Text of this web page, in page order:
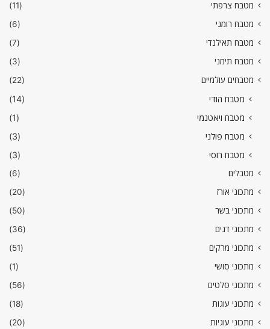
מטבח צרפתי
(11)
מטבח רומני
(6)
מטבח תאילנדי
(7)
מטבח תימני
(3)
מטבחים עולמיים
(22)
מטבח הודי
(14)
מטבח ויאטנמי
(1)
מטבח פולני
(3)
מטבח רוסי
(3)
מטבלים
(6)
מתכוני אורז
(20)
מתכוני בשר
(50)
מתכוני דגים
(36)
מתכוני מרקים
(51)
מתכוני סושי
(1)
מתכוני סלטים
(56)
מתכוני עוגות
(18)
מתכוני עוגיות
(20)